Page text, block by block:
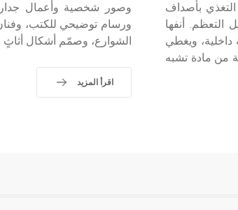
بأصداف
أنفها
ويغطي
من مادة تشبه
وصور شخصية وأعمال
ورسام توضيحي للكتب،
الشوارع، وصمّم أشكال أثاثٍ
اقرأ المزيد